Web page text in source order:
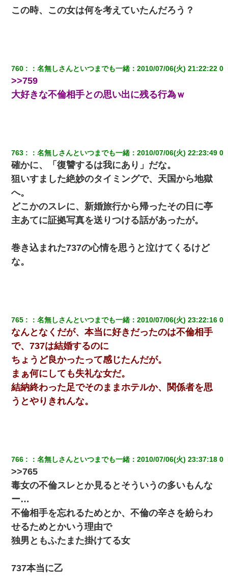
この時、この女は何を考えていたんだろう？
760 ：名無しさんといつまでも一緒 ：2010/07/06(火) 21:22:22 0
>>759
大好きな不倫相手との思い出に残る行為ｗ
763 ：名無しさんといつまでも一緒 ：2010/07/06(火) 22:23:49 0
確かに、「復讐するは我にあり」だな。
狙いすました絶妙のタイミングで、天国から地獄
へ。
どこかのスレに、新婚旅行から帰ったその日に亭
主あてに証拠写真を送りつける話があったが。
巻き込まれた737の心情を思うと泣けてくるけど
な。
765 ：名無しさんといつまでも一緒 ：2010/07/06(火) 23:22:16 0
なんとなくだが、本当に好きだったのは不倫相手
で、737は結婚するのに
ちょうど良かったって感じたんだが。
まぁ何にしても失礼な女だ。
結納終わった足でそのままホテルか、関係者を思
うとやりきれんな。
766 ：名無しさんといつまでも一緒 ：2010/07/06(火) 23:37:18 0
>>765
毒女の不倫スレとか見るとそういうの多いもんな
ー…
不倫相手を忘れるためとか、不倫の辛さを紛らわ
せるためとかいう理由で
独男ともふたまた掛けてる女
737本当に乙